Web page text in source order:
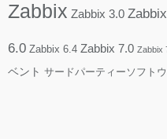
Zabbix Zabbix 3.0
6.0 Zabbix 6.4 Zabbix 7.0 Zabbix
ベント サードパーティーソフト